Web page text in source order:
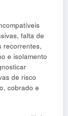
falta de
recorrentes,
e isolamento
de risco
cobrado e